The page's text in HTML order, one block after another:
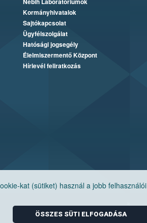
kat (sütiket) használ a jobb felhasználói
ÖSSZES SÜTI ELFOGADÁSA
Kormányhivatalok
Sajtókapcsolat
Ügyfélszolgálat
Hatósági jogsegély
Élelmiszermentő Központ
Hírlevél feliratkozás